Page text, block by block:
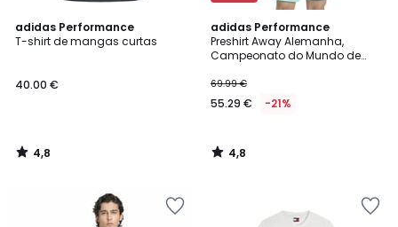
adidas Performance
T-shirt de mangas curtas
40.00 €
4,8
/ 5
4,8
/
adidas Performance
Preshirt Away Alemanha,
Campeonato do Mundo de
69.99 €
55.29 € -21%
4,8
/ 5
4,8
/